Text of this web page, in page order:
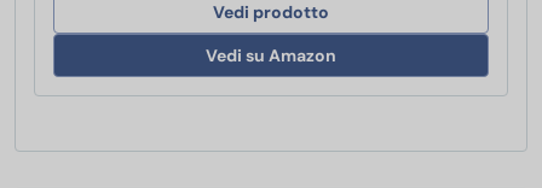
Vedi prodotto
Vedi su Amazon